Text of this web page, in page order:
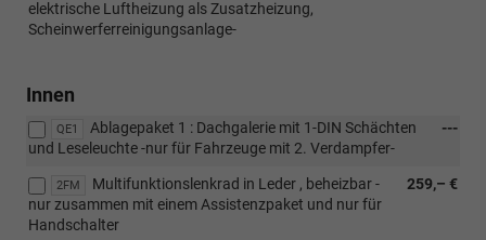
elektrische Luftheizung als Zusatzheizung,
Scheinwerferreinigungsanlage-
Innen
QE1 ---
Ablagepaket 1 : Dachgalerie mit 1-DIN Schächten
und Leseleuchte -nur für Fahrzeuge mit 2. Verdampfer-
2FM 259,– €
Multifunktionslenkrad in Leder , beheizbar -
nur zusammen mit einem Assistenzpaket und nur für
Handschalter